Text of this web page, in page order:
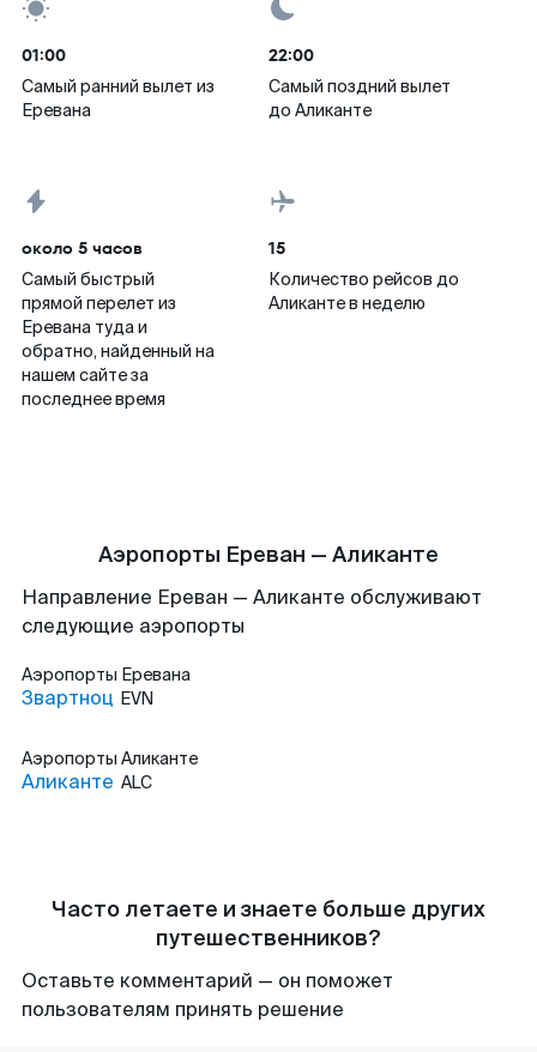
01:00
Самый ранний вылет из
Еревана
22:00
Самый поздний вылет
до Аликанте
около 5 часов
Самый быстрый
прямой перелет из
Еревана туда и
обратно, найденный на
нашем сайте за
последнее время
15
Количество рейсов до
Аликанте в неделю
Аэропорты Ереван — Аликанте
Направление Ереван — Аликанте обслуживают
следующие аэропорты
Аэропорты Еревана
Звартноц EVN
Аэропорты Аликанте
Аликанте ALC
Часто летаете и знаете больше других
путешественников?
Оставьте комментарий — он поможет
пользователям принять решение